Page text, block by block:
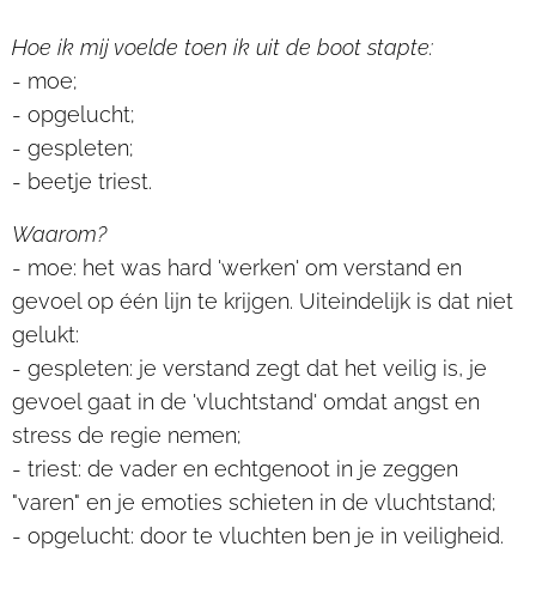
Hoe ik mij voelde toen ik uit de boot stapte:
- moe;
- opgelucht;
- gespleten;
- beetje triest.
Waarom?
- moe: het was hard 'werken' om verstand en
gevoel op één lijn te krijgen. Uiteindelijk is dat niet
gelukt:
- gespleten: je verstand zegt dat het veilig is, je
gevoel gaat in de 'vluchtstand' omdat angst en
stress de regie nemen;
- triest: de vader en echtgenoot in je zeggen
"varen" en je emoties schieten in de vluchtstand;
- opgelucht: door te vluchten ben je in veiligheid.